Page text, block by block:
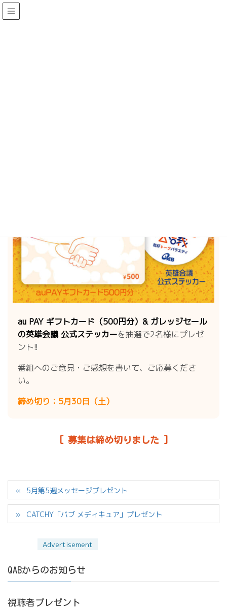
au PAY ギフトカード（500円分）& ガレッジセール
の英雄会議 公式ステッカーを抽選で2名様にプレゼ
ント!!
番組へのご意見・ご感想を書いて、ご応募くださ
い。
締め切り：5月30日（土）
[ 募集は締め切りました ]
5月第5週メッセージプレゼント
CATCHY「バブ メディキュア」プレゼント
QABからのお知らせ
視聴者プレゼント